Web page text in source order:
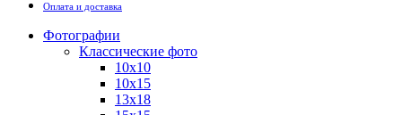
Оплата и доставка
Фотографии
Классические фото
10х10
10х15
13х18